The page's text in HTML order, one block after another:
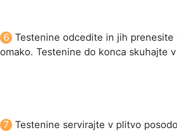
Testenine odcedite in jih prenesite
omako. Testenine do konca skuhajte
Testenine servirajte v plitvo